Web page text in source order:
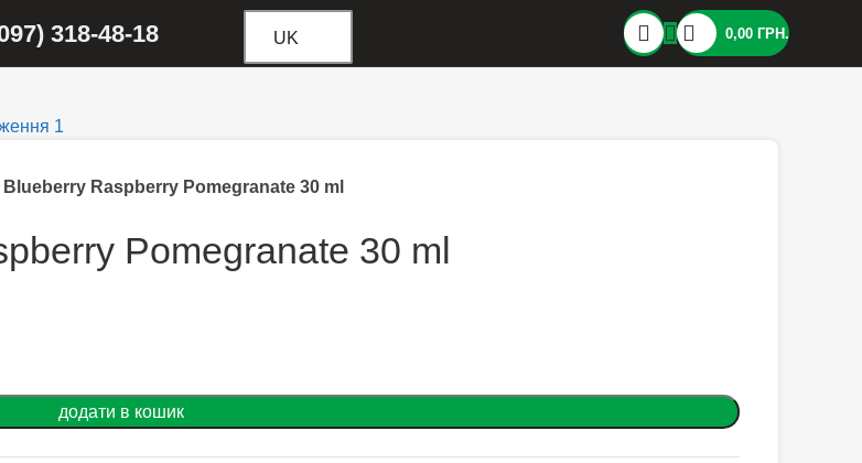
318-48-18 UK 0,00 ГРН.
Blueberry Raspberry Pomegranate 30 ml
Pomegranate 30 ml
додати в кошик